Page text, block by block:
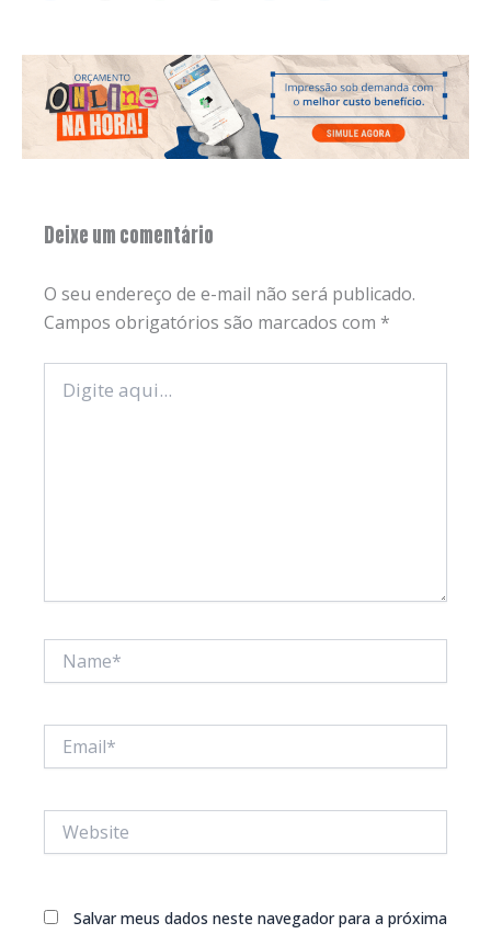
Deixe um comentário
O seu endereço de e-mail não será publicado.
Campos obrigatórios são marcados com *
aqui...
Salvar meus dados neste navegador para a próxima